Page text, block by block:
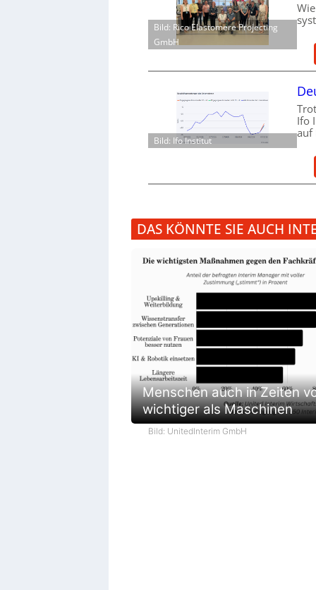
Bild: Rico Elastomere Projecting
GmbH
Bild: Ifo Institut
Ifo
auf
DAS KÖNNTE SIE AUCH
Menschen auch in Zeiten
wichtiger als Maschinen
Bild: UnitedInterim GmbH